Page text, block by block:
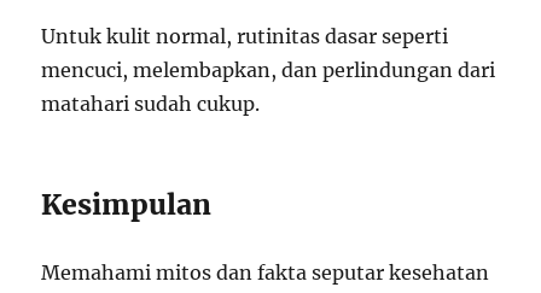
Untuk kulit normal, rutinitas dasar seperti
mencuci, melembapkan, dan perlindungan dari
matahari sudah cukup.
Kesimpulan
Memahami mitos dan fakta seputar kesehatan